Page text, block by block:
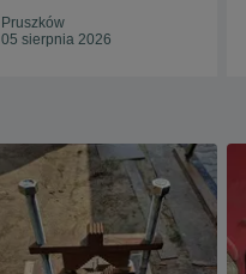
Pruszków
05 sierpnia 2026